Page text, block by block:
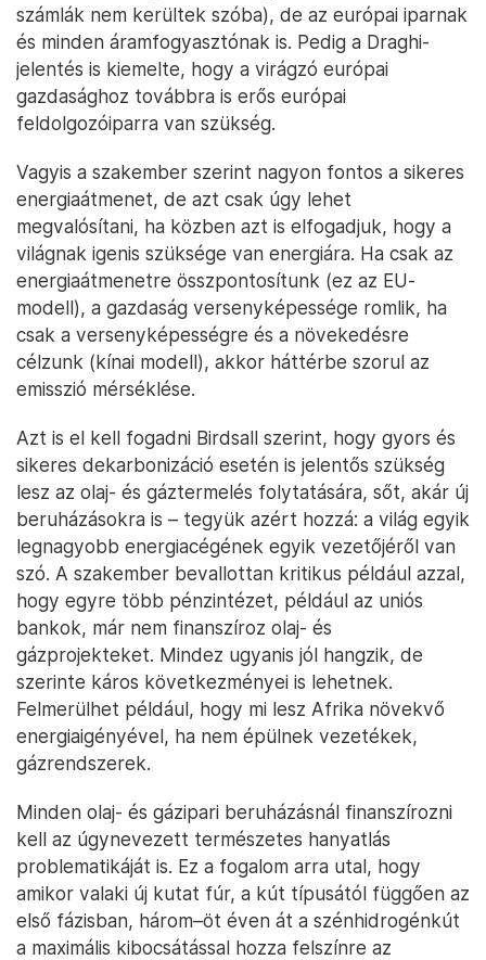
számlák nem kerültek szóba), de az európai iparnak
és minden áramfogyasztónak is. Pedig a Draghi-
jelentés is kiemelte, hogy a virágzó európai
gazdasághoz továbbra is erős európai
feldolgozóiparra van szükség.
Vagyis a szakember szerint nagyon fontos a sikeres
energiaátmenet, de azt csak úgy lehet
megvalósítani, ha közben azt is elfogadjuk, hogy a
világnak igenis szüksége van energiára. Ha csak az
energiaátmenetre összpontosítunk (ez az EU-
modell), a gazdaság versenyképessége romlik, ha
csak a versenyképességre és a növekedésre
célzunk (kínai modell), akkor háttérbe szorul az
emisszió mérséklése.
Azt is el kell fogadni Birdsall szerint, hogy gyors és
sikeres dekarbonizáció esetén is jelentős szükség
lesz az olaj- és gáztermelés folytatására, sőt, akár új
beruházásokra is – tegyük azért hozzá: a világ egyik
legnagyobb energiacégének egyik vezetőjéről van
szó. A szakember bevallottan kritikus például azzal,
hogy egyre több pénzintézet, például az uniós
bankok, már nem finanszíroz olaj- és
gázprojekteket. Mindez ugyanis jól hangzik, de
szerinte káros következményei is lehetnek.
Felmerülhet például, hogy mi lesz Afrika növekvő
energiaigényével, ha nem épülnek vezetékek,
gázrendszerek.
Minden olaj- és gázipari beruházásnál finanszírozni
kell az úgynevezett természetes hanyatlás
problematikáját is. Ez a fogalom arra utal, hogy
amikor valaki új kutat fúr, a kút típusától függően az
első fázisban, három–öt éven át a szénhidrogénkút
a maximális kibocsátással hozza felszínre az